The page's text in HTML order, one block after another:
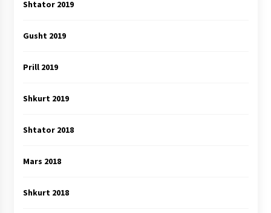
Shtator 2019
Gusht 2019
Prill 2019
Shkurt 2019
Shtator 2018
Mars 2018
Shkurt 2018